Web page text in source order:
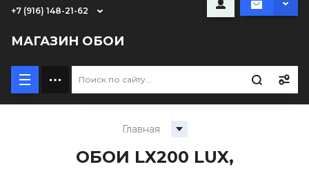
+7 (916) 148-21-62
МАГАЗИН ОБОИ
Главная
ОБОИ LX200 LUX,